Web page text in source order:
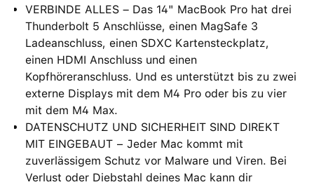
VERBINDE ALLES – Das 14" MacBook Pro hat drei
Thunderbolt 5 Anschlüsse, einen MagSafe 3
Ladeanschluss, einen SDXC Kartensteckplatz,
einen HDMI Anschluss und einen
Kopfhöreranschluss. Und es unterstützt bis zu zwei
externe Displays mit dem M4 Pro oder bis zu vier
mit dem M4 Max.
DATENSCHUTZ UND SICHERHEIT SIND DIREKT
MIT EINGEBAUT − Jeder Mac kommt mit
zuverlässigem Schutz vor Malware und Viren. Bei
Verlust oder Diebstahl deines Mac kann dir